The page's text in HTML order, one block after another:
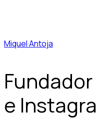
Miquel Antoja
e